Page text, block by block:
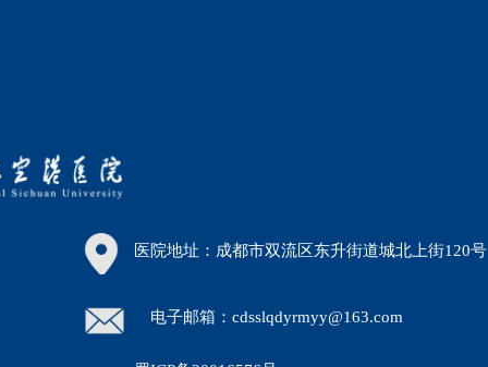
医院地址：成都市双流区东升街道城北上街120号
电子邮箱：cdsslqdyrmyy@163.com